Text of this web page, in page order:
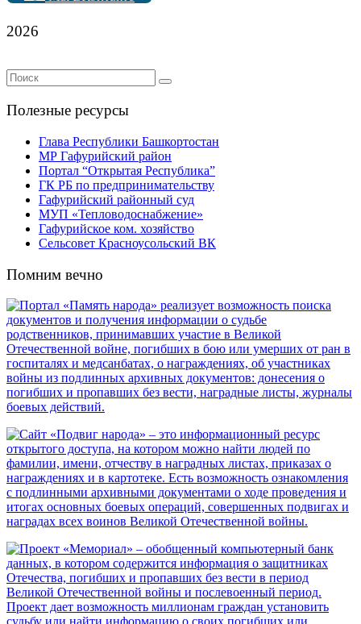
2026
Полезные ресурсы
Глава Республики Башкортостан
МР Гафурийский район
Портал “Открытая Республика”
ГК РБ по предпринимательству
Гафурийский районный суд
МУП «Тепловодоснабжение»
Гафурийское ком. хозяйство
Сельсовет Красноусольский ВК
Помним вечно